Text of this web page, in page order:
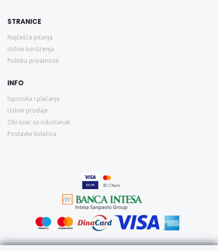
STRANICE
Najčešća pitanja
Uslovi korišćenja
Politika privatnosti
INFO
Isporuka i plaćanje
Uslovi prodaje
Obrazac za odustanak
Postavke kolačića